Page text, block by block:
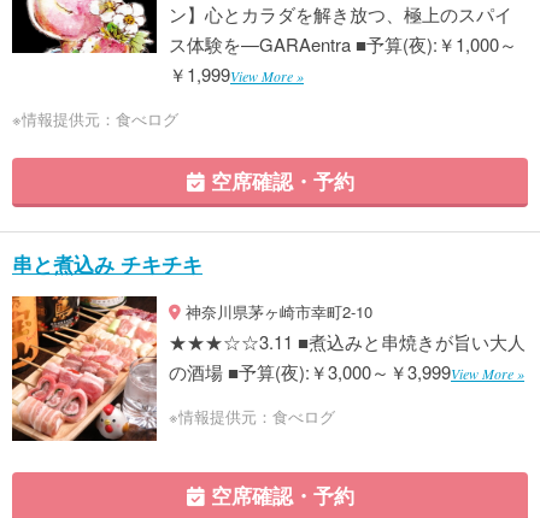
ン】心とカラダを解き放つ、極上のスパイ
ス体験を—GARAentra ■予算(夜):￥1,000～
￥1,999View More »
※情報提供元：食べログ
空席確認・予約
串と煮込み チキチキ
神奈川県茅ヶ崎市幸町2-10
★★★☆☆3.11 ■煮込みと串焼きが旨い大人
の酒場 ■予算(夜):￥3,000～￥3,999View More »
※情報提供元：食べログ
空席確認・予約